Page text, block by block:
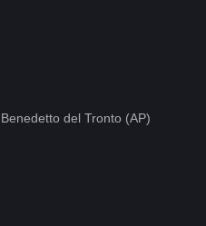
del Tronto (AP)